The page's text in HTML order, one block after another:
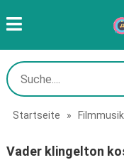
Startseite » Filmmusik
Vader klingelton